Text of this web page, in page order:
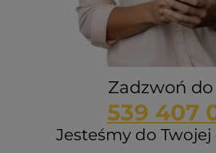
Zadzwoń do
539 407
Jesteśmy do Twojej